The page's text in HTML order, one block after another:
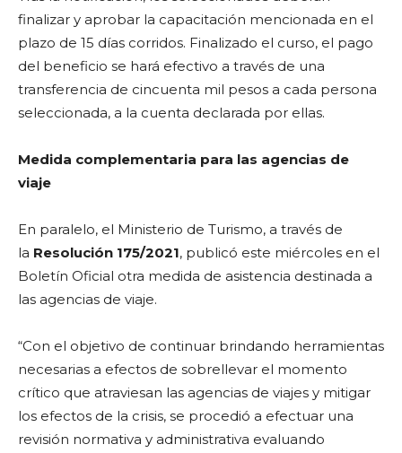
finalizar y aprobar la capacitación mencionada en el
plazo de 15 días corridos. Finalizado el curso, el pago
del beneficio se hará efectivo a través de una
transferencia de cincuenta mil pesos a cada persona
seleccionada, a la cuenta declarada por ellas.
Medida complementaria para las agencias de
viaje
En paralelo, el Ministerio de Turismo, a través de
la Resolución 175/2021, publicó este miércoles en el
Boletín Oficial otra medida de asistencia destinada a
las agencias de viaje.
“Con el objetivo de continuar brindando herramientas
necesarias a efectos de sobrellevar el momento
crítico que atraviesan las agencias de viajes y mitigar
los efectos de la crisis, se procedió a efectuar una
revisión normativa y administrativa evaluando